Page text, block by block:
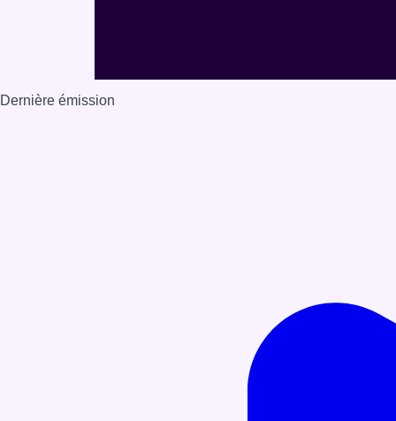
Dernière émission